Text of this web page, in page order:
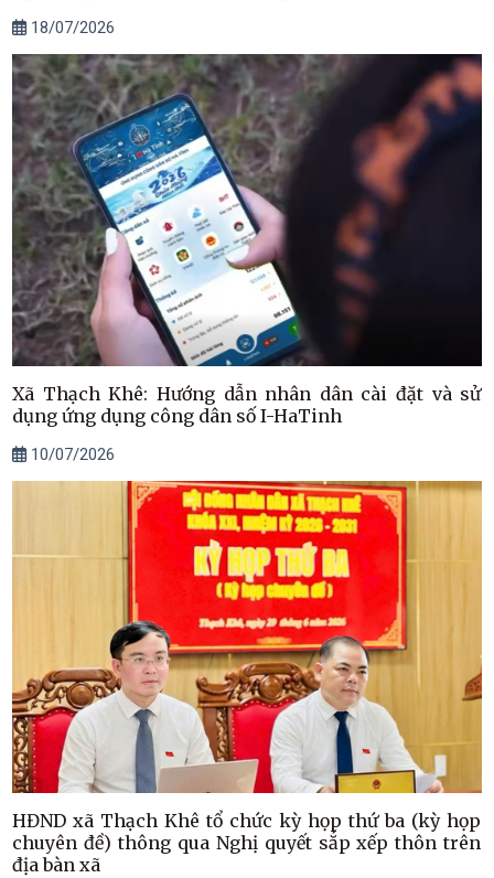
18/07/2026
Xã Thạch Khê: Hướng dẫn nhân dân cài đặt và sử
dụng ứng dụng công dân số I-HaTinh
10/07/2026
HĐND xã Thạch Khê tổ chức kỳ họp thứ ba (kỳ họp
chuyên đề) thông qua Nghị quyết sắp xếp thôn trên
địa bàn xã